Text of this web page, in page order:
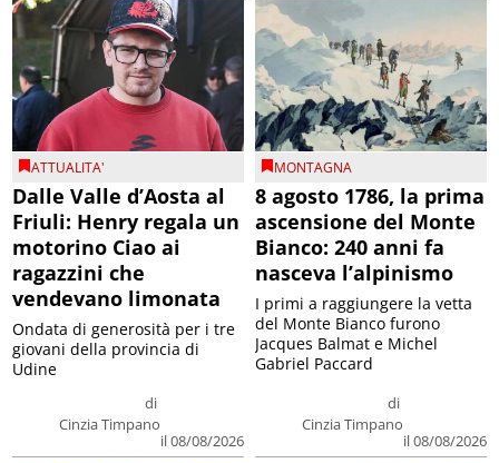
ATTUALITA'
Dalle Valle d’Aosta al
Friuli: Henry regala un
motorino Ciao ai
ragazzini che
vendevano limonata
di
Cinzia Timpano
il 08/08/2026
Ondata di generosità per i tre
giovani della provincia di
Udine
MONTAGNA
8 agosto 1786, la prima
ascensione del Monte
Bianco: 240 anni fa
nasceva l’alpinismo
di
Cinzia Timpano
il 08/08/2026
I primi a raggiungere la vetta
del Monte Bianco furono
Jacques Balmat e Michel
Gabriel Paccard